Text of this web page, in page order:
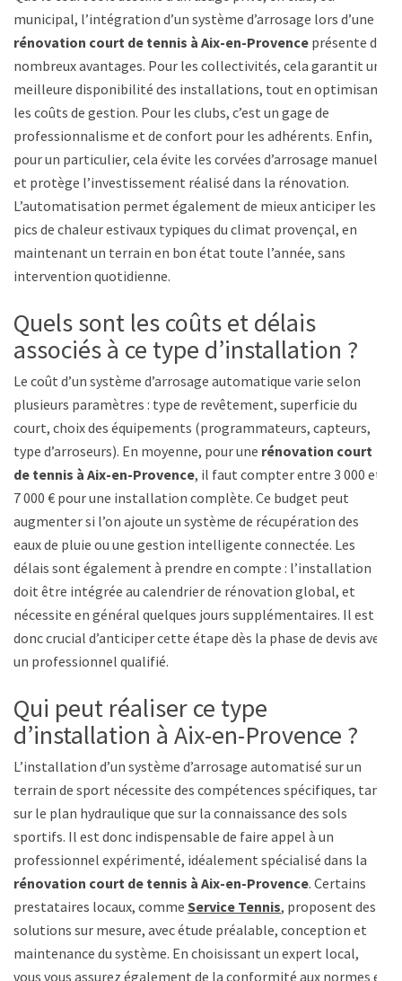
municipal, l’intégration d’un système d’arrosage lors d’une
rénovation court de tennis à Aix-en-Provence présente de
nombreux avantages. Pour les collectivités, cela garantit une
meilleure disponibilité des installations, tout en optimisant
les coûts de gestion. Pour les clubs, c’est un gage de
professionnalisme et de confort pour les adhérents. Enfin,
pour un particulier, cela évite les corvées d’arrosage manuel
et protège l’investissement réalisé dans la rénovation.
L’automatisation permet également de mieux anticiper les
pics de chaleur estivaux typiques du climat provençal, en
maintenant un terrain en bon état toute l’année, sans
intervention quotidienne.
Quels sont les coûts et délais
associés à ce type d’installation ?
Le coût d’un système d’arrosage automatique varie selon
plusieurs paramètres : type de revêtement, superficie du
court, choix des équipements (programmateurs, capteurs,
type d’arroseurs). En moyenne, pour une rénovation court
de tennis à Aix-en-Provence, il faut compter entre 3 000 et
7 000 € pour une installation complète. Ce budget peut
augmenter si l’on ajoute un système de récupération des
eaux de pluie ou une gestion intelligente connectée. Les
délais sont également à prendre en compte : l’installation
doit être intégrée au calendrier de rénovation global, et
nécessite en général quelques jours supplémentaires. Il est
donc crucial d’anticiper cette étape dès la phase de devis avec
un professionnel qualifié.
Qui peut réaliser ce type
d’installation à Aix-en-Provence ?
L’installation d’un système d’arrosage automatisé sur un
terrain de sport nécessite des compétences spécifiques, tant
sur le plan hydraulique que sur la connaissance des sols
sportifs. Il est donc indispensable de faire appel à un
professionnel expérimenté, idéalement spécialisé dans la
rénovation court de tennis à Aix-en-Provence. Certains
prestataires locaux, comme Service Tennis, proposent des
solutions sur mesure, avec étude préalable, conception et
maintenance du système. En choisissant un expert local,
vous vous assurez également de la conformité aux normes en